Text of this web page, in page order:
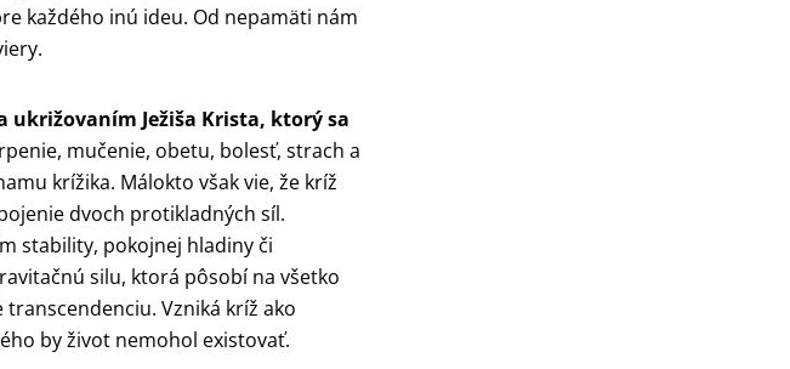
každého inú ideu. Od nepamäti nám
ukrižovaním Ježiša Krista, ktorý sa
mučenie, obetu, bolesť, strach a
krížika. Málokto však vie, že kríž
dvoch protikladných síl.
stability, pokojnej hladiny či
silu, ktorá pôsobí na všetko
Vzniká kríž ako
by život nemohol existovať.